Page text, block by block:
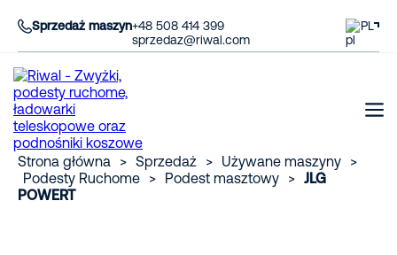
Sprzedaż maszyn+48 508 414 399
sprzedaz@riwal.com
PL
Strona główna > Sprzedaż > Używane maszyny
>
Podesty Ruchome
> Podest masztowy > JLG
POWERT